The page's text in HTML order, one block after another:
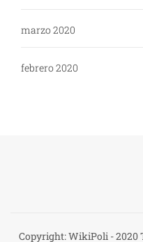
marzo 2020
febrero 2020
Copyright: WikiPoli - 2020